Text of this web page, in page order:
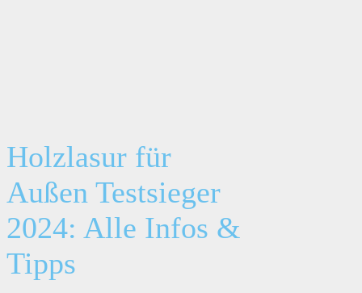
Holzlasur für
Außen Testsieger
2024: Alle Infos &
Tipps